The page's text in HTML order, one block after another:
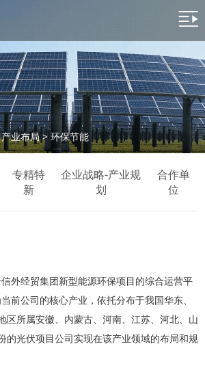
产业布局>环保节能
专精特
新
企业战略-产业规
划
合作单
位
外经贸集团新型能源环保项目的综合运营平
前公司的核心产业，依托分布于我国华东、
区所属安徽、内蒙古、河南、江苏、河北、山
的光伏项目公司实现在该产业领域的布局和规